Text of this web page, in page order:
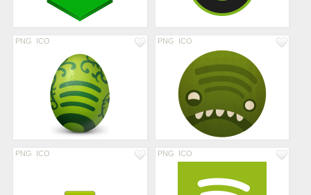
PNG ICO PNG ICO
PNG ICO PNG ICO